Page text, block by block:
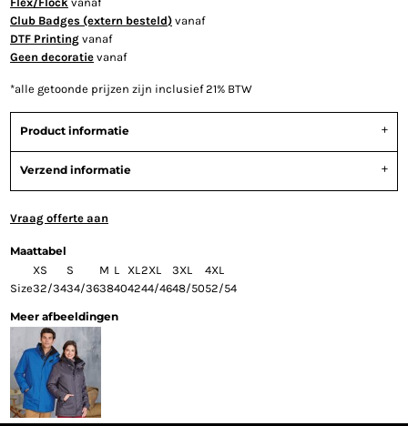
Club Badges (extern besteld) vanaf
DTF Printing vanaf
Geen decoratie vanaf
*alle getoonde prijzen zijn inclusief 21% BTW
Product informatie
Verzend informatie
Vraag offerte aan
Maattabel
XS
S M L XL2XL 3XL
4XL
Size32/3434/3638404244/4648/5052/54
Meer afbeeldingen